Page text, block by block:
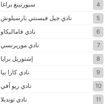
4
سبورتينغ براغا
5
نادي جيل فيسنتي بارسيلوش
6
نادي فاماليكاو
7
نادي موريرنسي
8
إشتوريل برايا
9
نادي كازا بيا
10
نادي ريو آفي
11
نادي تونديلا